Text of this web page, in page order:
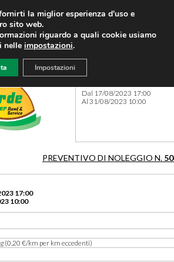
Dal 17/08/2023 17:00
Al 31/08/2023 10:00
PREVENTIVO DI NOLEGGIO N.
17:00
10:00
(0,20 €/km per km eccedenti)
la miglior esperienza d'uso e
sito web.
riguardo a quali cookie usiamo
nelle impostazioni.
Impostazioni